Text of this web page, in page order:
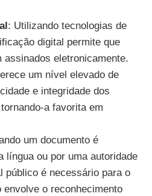
: Utilizando tecnologias de
digital permite que
assinados eletronicamente.
um nível elevado de
e integridade dos
a favorita em
um documento é
língua ou por uma autoridade
público é necessário para o
o reconhecimento